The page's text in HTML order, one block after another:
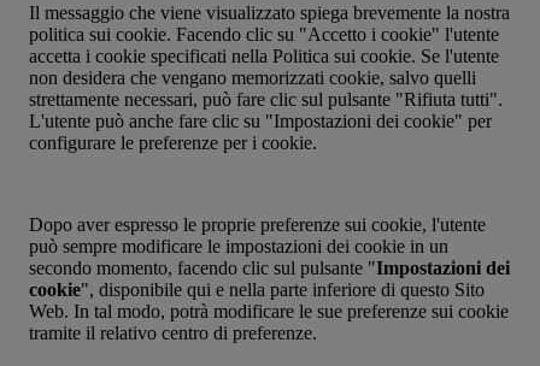
Il messaggio che viene visualizzato spiega brevemente la nostra
politica sui cookie. Facendo clic su "Accetto i cookie" l'utente
accetta i cookie specificati nella Politica sui cookie. Se l'utente
non desidera che vengano memorizzati cookie, salvo quelli
strettamente necessari, può fare clic sul pulsante "Rifiuta tutti".
L'utente può anche fare clic su "Impostazioni dei cookie" per
configurare le preferenze per i cookie.
Dopo aver espresso le proprie preferenze sui cookie, l'utente
può sempre modificare le impostazioni dei cookie in un
secondo momento, facendo clic sul pulsante "Impostazioni dei
cookie", disponibile qui e nella parte inferiore di questo Sito
Web. In tal modo, potrà modificare le sue preferenze sui cookie
tramite il relativo centro di preferenze.